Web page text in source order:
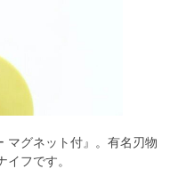
マグネット付』。有名刃物
フです。